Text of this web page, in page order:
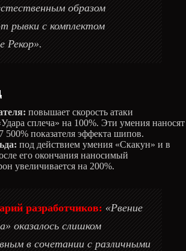
образом
рывки с комплектом
Рекор».
повышает скорость атаки
сплеча» на 100%. Эти умения наносят
500% показателя эффекта шипов.
под действием умения «Скакун» и в
его окончания наносимый
увеличивается на 200%.
разработчиков: «Рвение
оказалось слишком
в сочетании с различными